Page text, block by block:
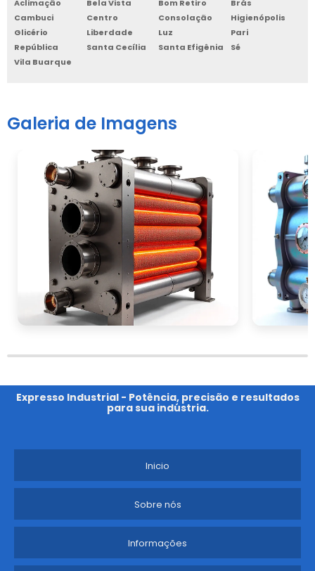
Aclimação Bela Vista Bom Retiro
Brás
Cambuci
Centro Consolação
Higienópolis
Glicério
Liberdade Luz
Pari
República
Santa Cecília Santa Efigênia
Sé
Vila Buarque
Galeria de Imagens
Expresso Industrial - Potência, precisão e resultados
para sua indústria.
Inicio
Sobre nós
Informações